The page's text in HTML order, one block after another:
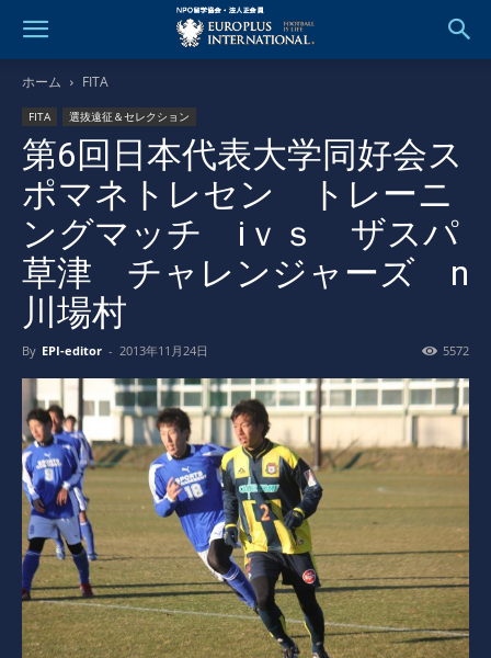
ホーム FITA
FITA 選抜遠征＆セレクション
第6回日本代表大学同好会ス
ポマネトレセン トレーニ
ングマッチ iｖｓ ザスパ
草津 チャレンジャーズ n
川場村
By EPI-editor - 2013年11月24日 5572